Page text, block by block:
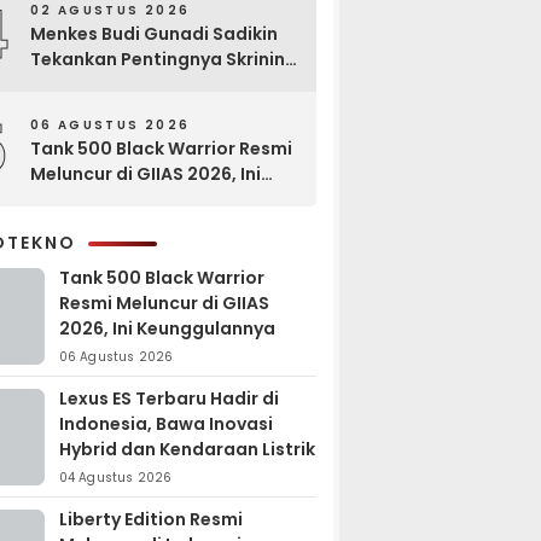
02 AGUSTUS 2026
Menkes Budi Gunadi Sadikin
Tekankan Pentingnya Skrining
06 AGUSTUS 2026
Tank 500 Black Warrior Resmi
Meluncur di GIIAS 2026, Ini
Tank 500 Black Warrior
Resmi Meluncur di GIIAS
2026, Ini Keunggulannya
06 Agustus 2026
Lexus ES Terbaru Hadir di
Indonesia, Bawa Inovasi
Hybrid dan Kendaraan Listrik
04 Agustus 2026
Liberty Edition Resmi